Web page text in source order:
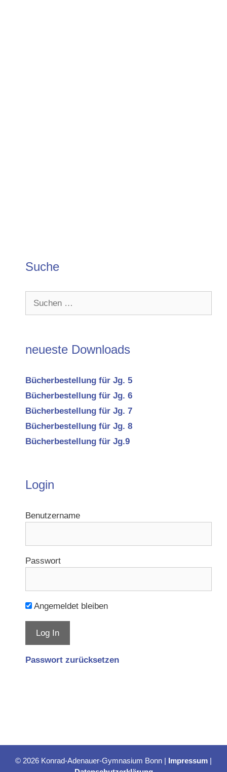
Suche
neueste Downloads
Bücherbestellung für Jg. 5
Bücherbestellung für Jg. 6
Bücherbestellung für Jg. 7
Bücherbestellung für Jg. 8
Bücherbestellung für Jg.9
Login
Benutzername
Passwort
Angemeldet bleiben
Passwort zurücksetzen
© 2026 Konrad-Adenauer-Gymnasium Bonn | Impressum |